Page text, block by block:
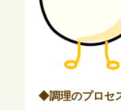
◆調理のプロセ